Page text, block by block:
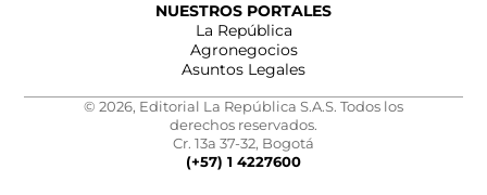
NUESTROS PORTALES
La República
Agronegocios
Asuntos Legales
© 2026, Editorial La República S.A.S. Todos los
derechos reservados.
Cr. 13a 37-32, Bogotá
(+57) 1 4227600